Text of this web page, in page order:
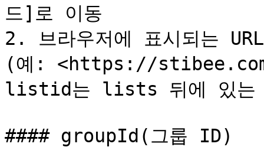
드]로 이동
2. 브라우저에 표시되는
(예: <https://
listid는 lists 뒤에 있는
#### groupId(그룹 ID)